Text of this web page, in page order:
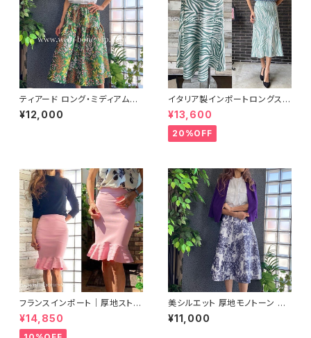
ティアード ロング・ミディアム丈
スカート｜グリーン＆ブラウンフ
ラワー
¥12,000
イタリア製インポートロングスカ
ート｜Made in Italy｜Aライ
ン・ミモレ・ロングスカート｜グリ
ーン系ゼブラ/SALE
¥13,600
20%OFF
フランスインポート｜厚地ストレ
ッチ マーメイドスカート・ タイト
スカート/ピンク(M)(L)
¥14,850
美シルエット 厚地モノトーン Aラ
イン・台形 ミディアム丈スカート
｜ホワイト＆ダークネイビー
¥11,000